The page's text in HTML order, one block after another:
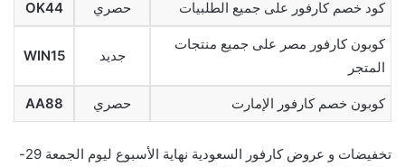
كود خصم كارفور على جميع الطلبيات حصري OK44
كوبون كارفور مصر على جميع منتجات
المتجر
جديد WIN15
كوبون خصم كارفور الإمارت حصري AA88
تخفيضات و عروض كارفور السعودية نهاية الأسبوع ليوم الجمعة 29-